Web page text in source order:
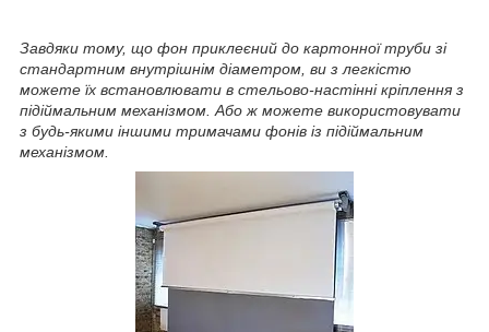
Завдяки тому, що фон приклеєний до картонної труби зі
стандартним внутрішнім діаметром, ви з легкістю
можете їх встановлювати в стельово-настінні кріплення з
підіймальним механізмом. Або ж можете використовувати
з будь-якими іншими тримачами фонів із підіймальним
механізмом.